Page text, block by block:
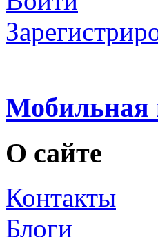
Мобильная
О сайте
Контакты
Блоги